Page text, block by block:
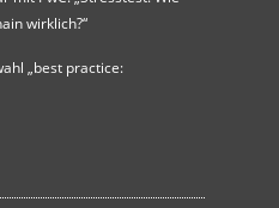
wirklich?“
„best practice: